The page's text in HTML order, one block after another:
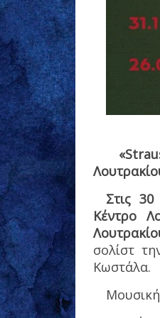
«
Στις
Κέντρο
σολίστ
Κωστάλα.